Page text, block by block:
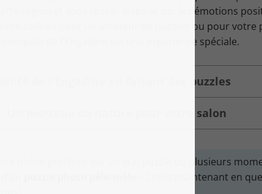
région et vous laisser inspirer par les émotions
cadeau pour un amateur de puzzles ou pour votre
de l'Engadine est une expérience spéciale.
de l'Engadine en faisant des puzzles
Un morceau de nature pour votre salon
photo préférée sur un vrai puzzle ou plusieurs
– Créez maintenant en